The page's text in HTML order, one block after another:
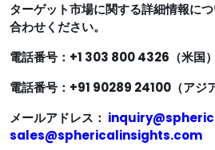
ターゲット市場に関する詳細情報に
合わせください。
電話番号：+1 303 800 4326（米国）
電話番号：+91 90289 24100（アジ
メールアドレス：
sales@sphericalinsights.com